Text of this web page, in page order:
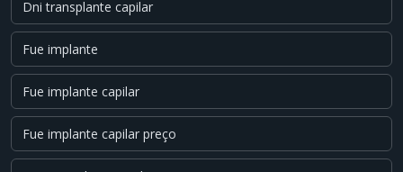
Dni transplante capilar
Fue implante
Fue implante capilar
Fue implante capilar preço